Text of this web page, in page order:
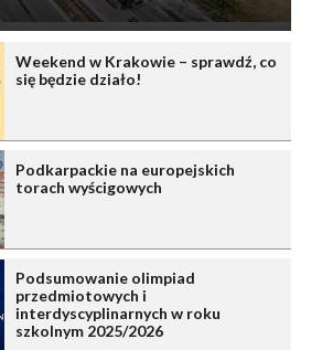
Weekend w Krakowie – sprawdź, co
się będzie działo!
Podkarpackie na europejskich
torach wyścigowych
Podsumowanie olimpiad
przedmiotowych i
interdyscyplinarnych w roku
szkolnym 2025/2026